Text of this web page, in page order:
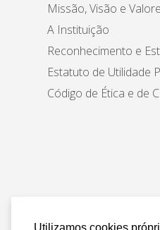
Utilizamos cookies
Missão, Visão e
A Instituição
Reconhecimento e
Estatuto de Utilidade
Código de Ética e de